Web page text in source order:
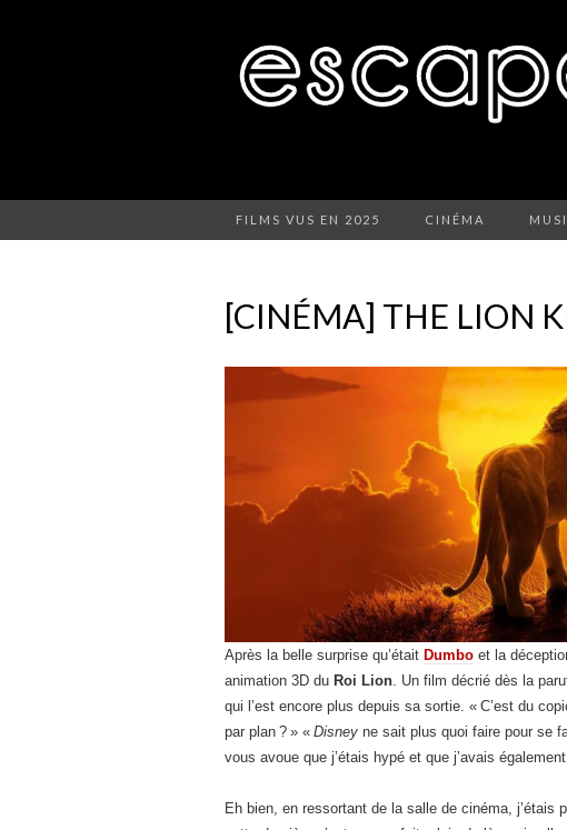
FILMS VUS EN 2025 CINÉMA
[CINÉMA] THE LION
Après la belle surprise qu’était Dumbo et la
animation 3D du Roi Lion . Un film décrié dès la
qui l’est encore plus depuis sa sortie. « C’est du
par plan ? » « Disney ne sait plus quoi faire pour se
vous avoue que j’étais hypé et que j’avais
Eh bien, en ressortant de la salle de cinéma, j’étais